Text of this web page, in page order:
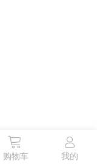

购物车

我的